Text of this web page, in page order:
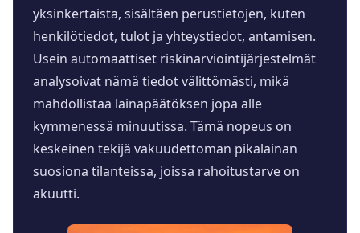
yksinkertaista, sisältäen perustietojen, kuten
henkilötiedot, tulot ja yhteystiedot, antamisen.
Usein automaattiset riskinarviointijärjestelmät
analysoivat nämä tiedot välittömästi, mikä
mahdollistaa lainapäätöksen jopa alle
kymmenessä minuutissa. Tämä nopeus on
keskeinen tekijä vakuudettoman pikalainan
suosiona tilanteissa, joissa rahoitustarve on
akuutti.